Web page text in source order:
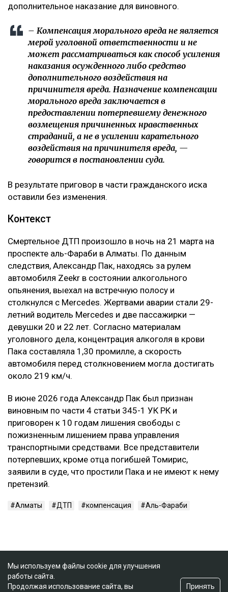
дополнительное наказание для виновного.
– Компенсация морального вреда не является
мерой уголовной ответственности и не
может рассматриваться как способ усиления
наказания осужденного либо средство
дополнительного воздействия на
причинителя вреда. Назначение компенсации
морального вреда заключается в
предоставлении потерпевшему денежного
возмещения причиненных нравственных
страданий, а не в усилении карательного
воздействия на причинителя вреда, —
говорится в постановлении суда.
В результате приговор в части гражданского иска
оставили без изменения.
Контекст
Смертельное ДТП произошло в ночь на 21 марта на
проспекте аль-Фараби в Алматы. По данным
следствия, Александр Пак, находясь за рулем
автомобиля Zeekr в состоянии алкогольного
опьянения, выехал на встречную полосу и
столкнулся с Mercedes. Жертвами аварии стали 29-
летний водитель Mercedes и две пассажирки —
девушки 20 и 22 лет. Согласно материалам
уголовного дела, концентрация алкоголя в крови
Пака составляла 1,30 промилле, а скорость
автомобиля перед столкновением могла достигать
около 219 км/ч.
В июне 2026 года Александр Пак был признан
виновным по части 4 статьи 345-1 УК РК и
приговорен к 10 годам лишения свободы с
пожизненным лишением права управления
транспортными средствами. Все представители
потерпевших, кроме отца погибшей Томирис,
заявили в суде, что простили Пака и не имеют к нему
претензий.
Алматы ДТП компенсация Аль-Фараби
Мы используем файлы cookie для улучшения
работы сайта.
Продолжая использование сайта, вы
Принять